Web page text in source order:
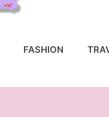
FASHION